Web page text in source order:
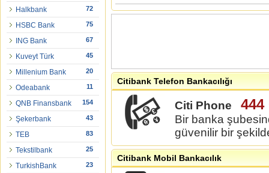
Halkbank 72
HSBC Bank 75
ING Bank 67
Kuveyt Türk 45
Millenium Bank 20
Odeabank 11
QNB Finansbank 154
Şekerbank 43
TEB 83
Tekstilbank 25
TurkishBank 23
Citibank Telefon Bankacılığı
Citi Phone 444
Bir banka
güvenilir bir
Citibank Mobil Bankacılık